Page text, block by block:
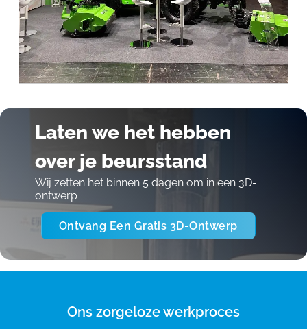
Laten we het hebben
over je beursstand
Wij zetten het binnen 5 dagen om in een 3D-
ontwerp
Ontvang Een Gratis 3D-Ontwerp
Ons zorgeloze werkproces